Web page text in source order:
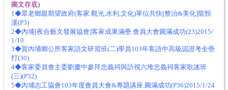
圖文存底)
1◆眾老鄉親期望政府(客家.觀光,水利,文化)單位共快[整治&美化]龍頸
溪(P3)
2◆內埔[夜合藝文發展協會]客家成果滿壘.會員大會圓滿成功(23)2015/
1/10
3◆賀內埔鄉公所客家語文研習班(二)學員103年客語中高級認證考全壘
打(30)
4◆客家委員會主委劉慶中參拜忠義祠與訪視六堆忠義祠客家歌謠班
(三)(P32)
5◆內埔志工協會103年度會員大會&專題講座.圓滿成功(P36)2015/1/24